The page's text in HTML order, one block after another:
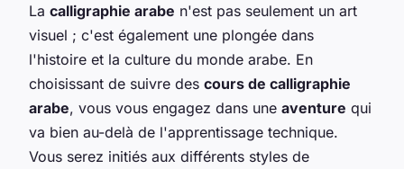
La calligraphie arabe n'est pas seulement un art
visuel ; c'est également une plongée dans
l'histoire et la culture du monde arabe. En
choisissant de suivre des cours de calligraphie
arabe, vous vous engagez dans une aventure qui
va bien au-delà de l'apprentissage technique.
Vous serez initiés aux différents styles de